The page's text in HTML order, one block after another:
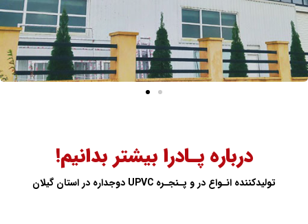
درباره پـادرا بیشتر بدانیم!
تولیدکننده انـواع در و پـنجـره UPVC دوجداره در استان گیلان